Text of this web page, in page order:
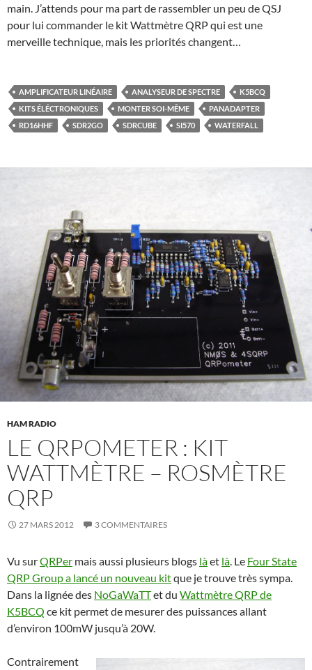
main. J’attends pour ma part de rassembler un peu de QSJ
pour lui commander le kit Wattmètre QRP qui est une
merveille technique, mais les priorités changent…
AMPLIFICATEUR LINÉAIRE ANALYSEUR DE SPECTRE
K5BCQ
KITS ÉLÉCTRONIQUES
MONTER SOI-MÊME
PANADAPTER
RD16HHF
SDR2GO SDRCUBE SI570 WATERFALL
HAM RADIO
LE QRPOMETER : KIT
WATTMÈTRE – ROSMÈTRE
QRP
27 MARS 2012 3 COMMENTAIRES
Vu surQRPer mais aussi plusieurs blogs làet là . Le Four State
QRP Group a lancé un nouveau kitque je trouve très sympa.
Dans la lignée des NoGaWaTTet du Wattmètre QRP de
K5BCQ ce kit permet de mesurer des puissances allant
d’environ 100mW jusqu’à 20W.
Contrairement